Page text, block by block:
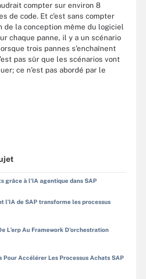
compter sur environ 8
de code. Et c’est sans compter
de la conception même du logiciel
chaque panne, il y a un scénario
trois pannes s’enchaînent
pas sûr que les scénarios vont
ce n’est pas abordé par le
grâce à l'IA agentique dans SAP
l'IA de SAP transforme les processus
L'erp Au Framework D'orchestration
Pour Accélérer Les Processus Achats SAP